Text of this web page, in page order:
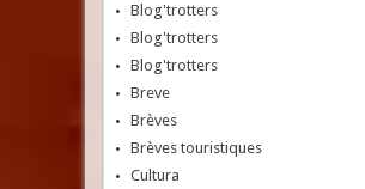
Blog'trotters
Blog'trotters
Blog'trotters
Breve
Brèves
Brèves touristiques
Cultura